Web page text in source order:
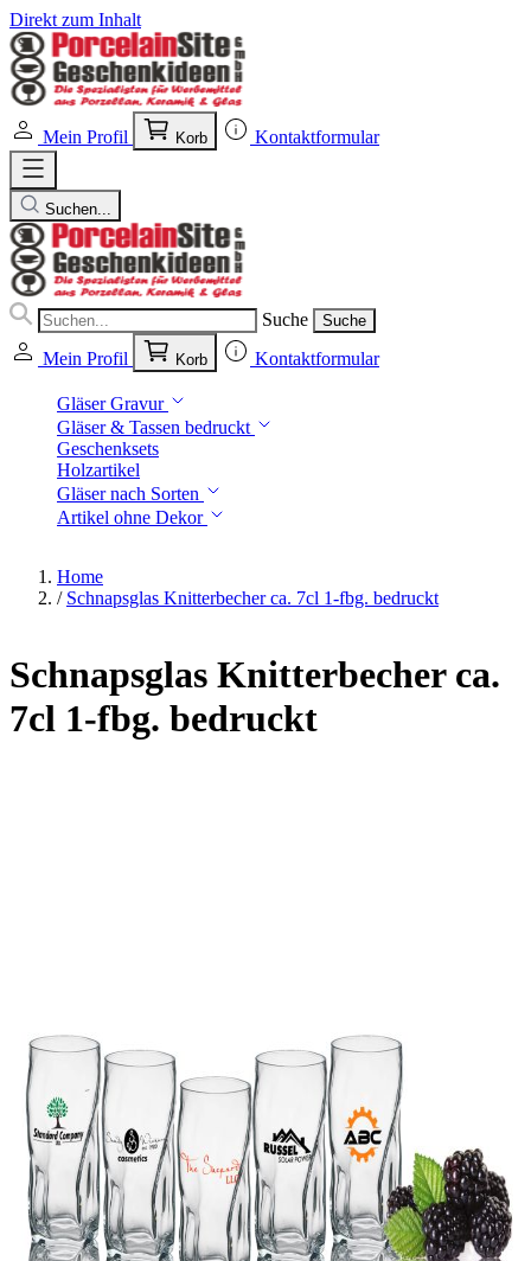
Direkt zum Inhalt
Mein Profil Korb Kontaktformular
Suchen...
Suche Suche
Mein Profil Korb Kontaktformular
Gläser Gravur
Gläser & Tassen bedruckt
Geschenksets
Holzartikel
Gläser nach Sorten
Artikel ohne Dekor
Home
/ Schnapsglas Knitterbecher ca. 7cl 1-fbg. bedruckt
Schnapsglas Knitterbecher ca.
7cl 1-fbg. bedruckt